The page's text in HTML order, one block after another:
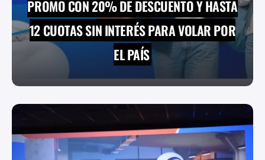
PROMO CON 20% DE DESCUENTO Y HASTA
12 CUOTAS SIN INTERÉS PARA VOLAR POR
EL PAÍS